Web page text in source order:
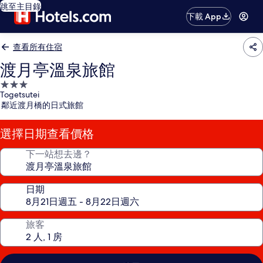
跳至主目錄
下載 App
查看所有住宿
渡月亭溫泉旅館
3.0
星
級
住
宿
Togetsutei
鄰近渡月橋的日式旅館
選擇日期查看價格
下一站想去邊？
日期
旅客